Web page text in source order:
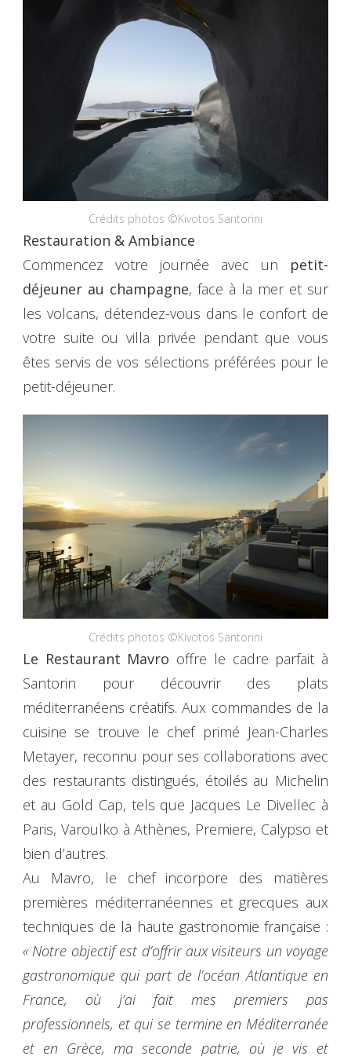
Crédits photos ©Kivotos Santorini
Restauration & Ambiance
Commencez votre journée avec un petit-
déjeuner au champagne, face à la mer et sur
les volcans, détendez-vous dans le confort de
votre suite ou villa privée pendant que vous
êtes servis de vos sélections préférées pour le
petit-déjeuner.
Crédits photos ©Kivotos Santorini
Le Restaurant Mavro offre le cadre parfait à
Santorin pour découvrir des plats
méditerranéens créatifs. Aux commandes de la
cuisine se trouve le chef primé Jean-Charles
Metayer, reconnu pour ses collaborations avec
des restaurants distingués, étoilés au Michelin
et au Gold Cap, tels que Jacques Le Divellec à
Paris, Varoulko à Athènes, Premiere, Calypso et
bien d’autres.
Au Mavro, le chef incorpore des matières
premières méditerranéennes et grecques aux
techniques de la haute gastronomie française :
« Notre objectif est d’offrir aux visiteurs un voyage
gastronomique qui part de l’océan Atlantique en
France, où j’ai fait mes premiers pas
professionnels, et qui se termine en Méditerranée
et en Grèce, ma seconde patrie, où je vis et